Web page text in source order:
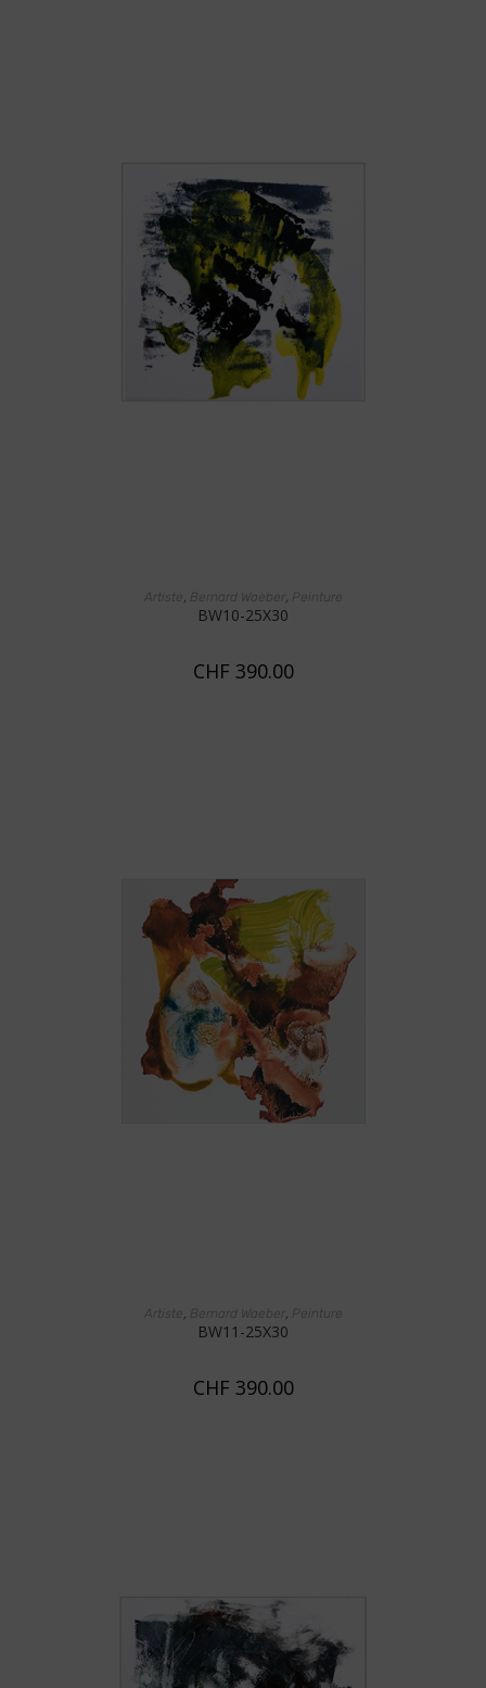
AJOUTER AU PANIER
Artiste, Bernard Waeber , Peinture
BW10-25X30
CHF 390.00
AJOUTER AU PANIER
Artiste, Bernard Waeber , Peinture
BW11-25X30
CHF 390.00